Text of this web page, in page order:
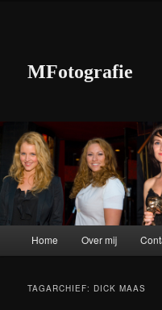
MFotografie
Spring naar de primaire
Spring naar de secundaire
Home Over mij
TAGARCHIEF: DICK MAAS